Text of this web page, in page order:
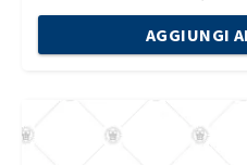
AGGIUNGI